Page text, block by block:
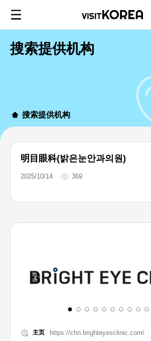
搜索提供机构
搜索提供机构
明目眼科(밝은눈안과의원)
2025/10/14 369
主页 https://chn.brighteyesclinic.com/